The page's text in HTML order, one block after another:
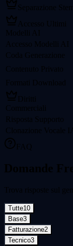
Separazione
Accesso Ultimi
Modelli AI
Accesso Modelli AI
Coda Generazione
Contenuto Privato
Formati Download
Diritti
Commerciali
Risposta Supporto
Clonazione Vocale
FAQ
Domande
Trova risposte sul
Tutte10
Base3
Fatturazione2
Tecnico3